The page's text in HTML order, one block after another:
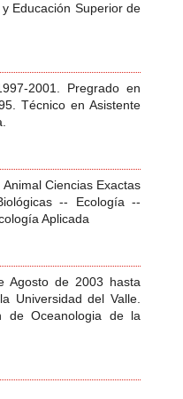
Educación Superior de
2001. Pregrado en
Técnico en Asistente
Ciencias Exactas
-- Ecología --
Aplicada
Agosto de 2003 hasta
Universidad del Valle.
de Oceanologia de la